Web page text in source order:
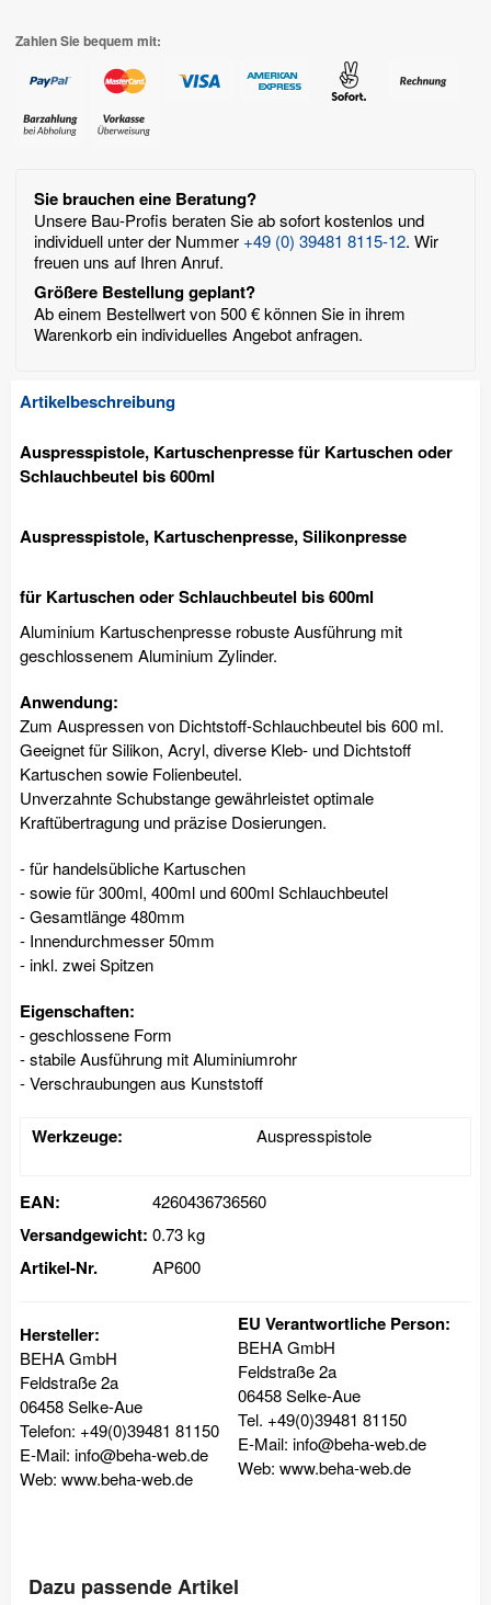
Zahlen Sie bequem mit:
Sie brauchen eine Beratung?
Unsere Bau-Profis beraten Sie ab sofort kostenlos und
individuell unter der Nummer +49 (0) 39481 8115-12. Wir
freuen uns auf Ihren Anruf.
Größere Bestellung geplant?
Ab einem Bestellwert von 500 € können Sie in ihrem
Warenkorb ein individuelles Angebot anfragen.
Artikelbeschreibung
Auspresspistole, Kartuschenpresse für Kartuschen oder
Schlauchbeutel bis 600ml
Auspresspistole, Kartuschenpresse, Silikonpresse
für Kartuschen oder Schlauchbeutel bis 600ml
Aluminium Kartuschenpresse robuste Ausführung mit
geschlossenem Aluminium Zylinder.
Anwendung:
Zum Auspressen von Dichtstoff-Schlauchbeutel bis 600 ml.
Geeignet für Silikon, Acryl, diverse Kleb- und Dichtstoff
Kartuschen sowie Folienbeutel.
Unverzahnte Schubstange gewährleistet optimale
Kraftübertragung und präzise Dosierungen.
- für handelsübliche Kartuschen
- sowie für 300ml, 400ml und 600ml Schlauchbeutel
- Gesamtlänge 480mm
- Innendurchmesser 50mm
- inkl. zwei Spitzen
Eigenschaften:
- geschlossene Form
- stabile Ausführung mit Aluminiumrohr
- Verschraubungen aus Kunststoff
Werkzeuge: Auspresspistole
EAN: 4260436736560
Versandgewicht: 0.73 kg
Artikel-Nr. AP600
Hersteller:
BEHA GmbH
Feldstraße 2a
06458 Selke-Aue
Telefon: +49(0)39481 81150
E-Mail: info@beha-web.de
Web: www.beha-web.de
EU Verantwortliche Person:
BEHA GmbH
Feldstraße 2a
06458 Selke-Aue
Tel. +49(0)39481 81150
E-Mail: info@beha-web.de
Web: www.beha-web.de
Dazu passende Artikel